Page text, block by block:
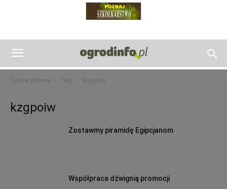
Strona główna Tagi Kzgpoiw
kzgpoiw
Zostawmy piramidę Egipcjanom
Współpraca dźwignią promocji